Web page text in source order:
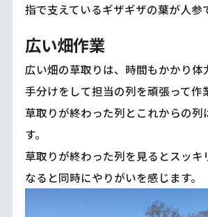
指で支えているギザギザの葉が人参
広い畑作業
広い畑の草取りは、時間もかかり体
手分けをして担当の列を頑張って作
草取りが終わった列とこれからの列
す。
草取りが終わった列を見るとスッキ
なると同時にやりがいを感じます。